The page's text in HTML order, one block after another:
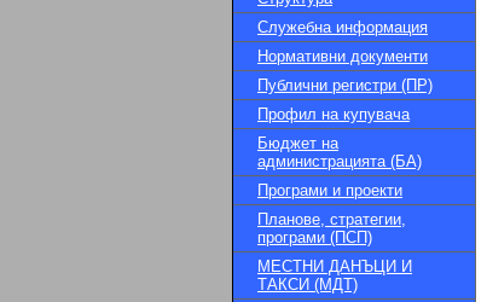
Служебна информация
Нормативни документи
Публични регистри (ПР)
Профил на купувача
Бюджет на
администрацията (БА)
Програми и проекти
Планове, стратегии,
програми (ПСП)
МЕСТНИ ДАНЪЦИ И
ТАКСИ (МДТ)